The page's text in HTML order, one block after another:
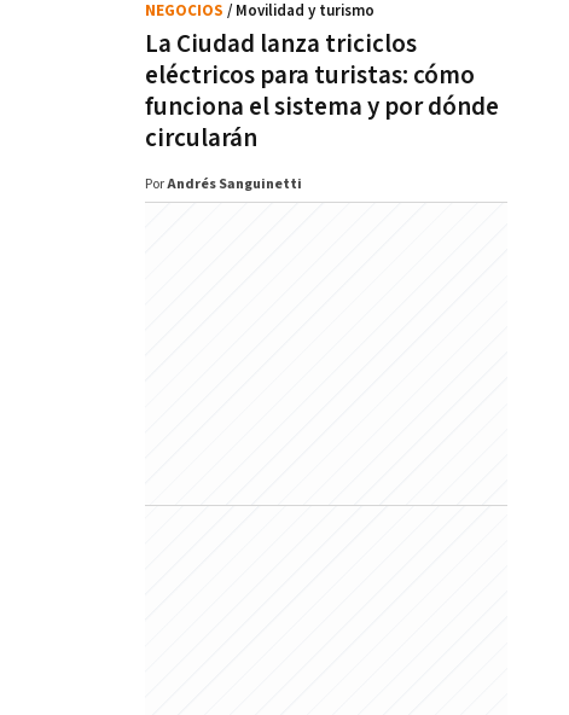
La Ciudad lanza triciclos
eléctricos para turistas: cómo
funciona el sistema y por dónde
circularán
NEGOCIOS / Movilidad y turismo
PorAndrés Sanguinetti